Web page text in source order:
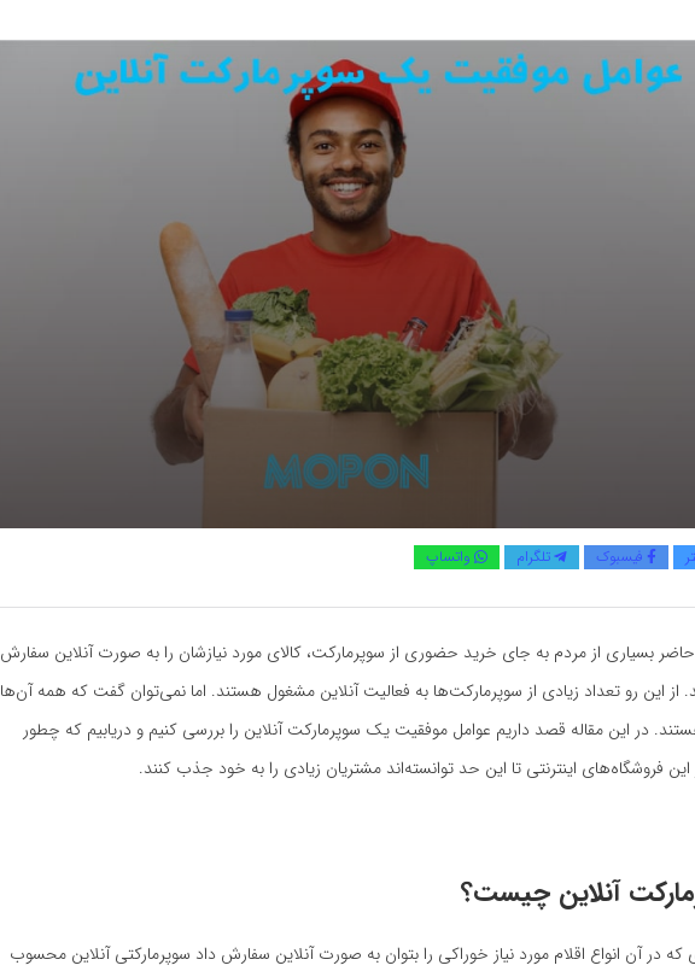
فیسبوک تلگرام واتساپ
بسیاری از مردم به جای خرید حضوری از سوپرمارکت، کالای مورد نیازشان را به صورت آنلاین سفارش
از این رو تعداد زیادی از سوپرمارکت‌ها به فعالیت آنلاین مشغول هستند. اما نمی‌توان گفت که همه آن‌ها
در این مقاله قصد داریم عوامل موفقیت یک سوپرمارکت آنلاین را بررسی کنیم و دریابیم که چطور
فروشگاه‌های اینترنتی تا این حد توانسته‌اند مشتریان زیادی را به خود جذب کنند.
آنلاین چیست؟
که در آن انواع اقلام مورد نیاز خوراکی را بتوان به صورت آنلاین سفارش داد سوپرمارکتی آنلاین محسوب